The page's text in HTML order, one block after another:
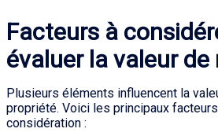
Facteurs à
évaluer la valeur de
Plusieurs éléments influencent la
propriété. Voici les principaux
considération :